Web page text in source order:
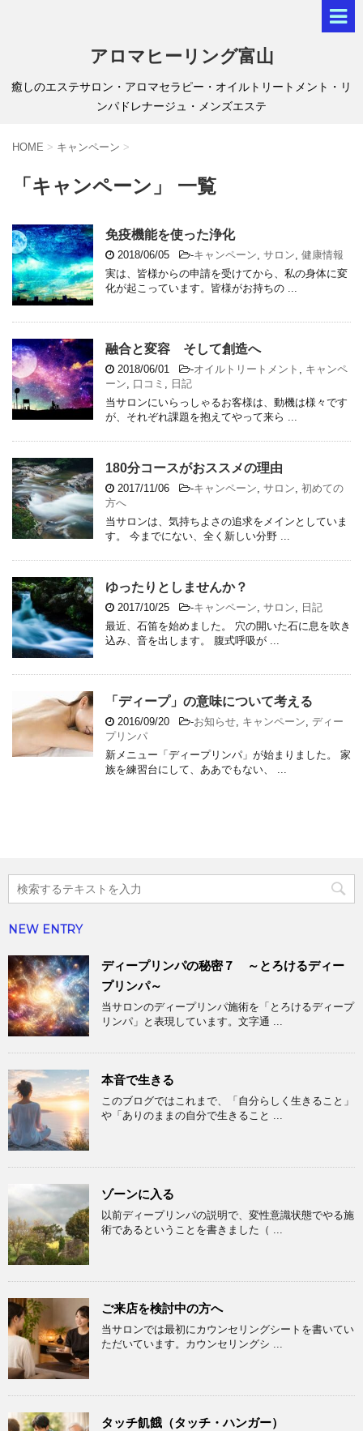
アロマヒーリング富山
癒しのエステサロン・アロマセラピー・オイルトリートメント・リ
ンパドレナージュ・メンズエステ
HOME > キャンペーン >
「キャンペーン」 一覧
免疫機能を使った浄化
2018/06/05 -キャンペーン, サロン, 健康情報
実は、皆様からの申請を受けてから、私の身体に変
化が起こっています。皆様がお持ちの ...
融合と変容 そして創造へ
2018/06/01 -オイルトリートメント , キャンペ
ーン, 口コミ , 日記
当サロンにいらっしゃるお客様は、動機は様々です
が、それぞれ課題を抱えてやって来ら ...
180分コースがおススメの理由
2017/11/06 -キャンペーン, サロン, 初めての
方へ
当サロンは、気持ちよさの追求をメインとしていま
す。 今までにない、全く新しい分野 ...
ゆったりとしませんか？
2017/10/25 -キャンペーン, サロン, 日記
最近、石笛を始めました。 穴の開いた石に息を吹き
込み、音を出します。 腹式呼吸が ...
「ディープ」の意味について考える
2016/09/20 -お知らせ, キャンペーン, ディー
プリンパ
新メニュー「ディープリンパ」が始まりました。 家
族を練習台にして、ああでもない、 ...
NEW ENTRY
ディープリンパの秘密７ ～とろけるディー
プリンパ～
当サロンのディープリンパ施術を「とろけるディープ
リンパ」と表現しています。文字通 ...
本音で生きる
このブログではこれまで、「自分らしく生きること」
や「ありのままの自分で生きること ...
ゾーンに入る
以前ディープリンパの説明で、変性意識状態でやる施
術であるということを書きました（ ...
ご来店を検討中の方へ
当サロンでは最初にカウンセリングシートを書いてい
ただいています。カウンセリングシ ...
タッチ飢餓（タッチ・ハンガー）